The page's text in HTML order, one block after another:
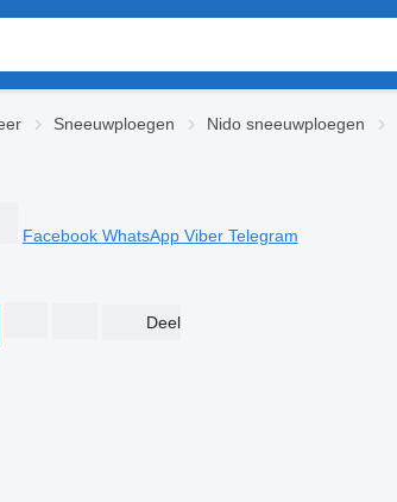
Sneeuwploegen Nido sneeuwploegen
Facebook WhatsApp Viber Telegram
Deel